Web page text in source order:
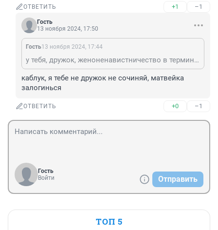
ОТВЕТИТЬ +1 –1
Гость
13 ноября 2024, 17:50
Гость13 ноября 2024, 17:44
у тебя, дружок, женоненавистничество в терминальной стадии
каблук, я тебе не дружок не сочиняй, матвейка
залогинься
ОТВЕТИТЬ +0 –1
Гость
Войти
Отправить
ТОП 5